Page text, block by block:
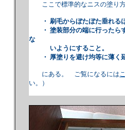
ここで標準的なニスの塗り
・ 刷毛からぼたぼた垂れる
・ 塗装部分の端に行ったらす
な
いようにすること。
・ 厚塗りを避け均等に薄く延
にある。 ご覧になるには
い。）